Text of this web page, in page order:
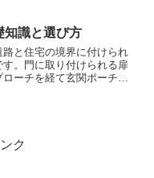
ンを持つパンツなどが中
マン向きのスタイルとい
安定した支持層を持ってい
ーなどのスタイルもトラッ
しょう。
単に棚の中身を取ることが
できます。ユニットの高さ
。耐荷重は10kgほどの物
収納量によってスプリング
に行なえるようになりま
知識と選び方
路と住宅の境界に付けられ
。
門に取り付けられる扉
ーチを経て玄関ポーチか
てくる。
そこから自分の土地である
ク